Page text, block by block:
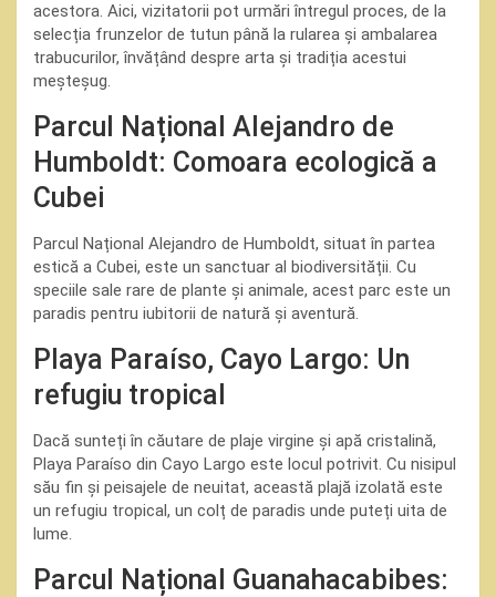
acestora. Aici, vizitatorii pot urmări întregul proces, de la
selecția frunzelor de tutun până la rularea și ambalarea
trabucurilor, învățând despre arta și tradiția acestui
meșteșug.
Parcul Național Alejandro de
Humboldt: Comoara ecologică a
Cubei
Parcul Național Alejandro de Humboldt, situat în partea
estică a Cubei, este un sanctuar al biodiversității. Cu
speciile sale rare de plante și animale, acest parc este un
paradis pentru iubitorii de natură și aventură.
Playa Paraíso, Cayo Largo: Un
refugiu tropical
Dacă sunteți în căutare de plaje virgine și apă cristalină,
Playa Paraíso din Cayo Largo este locul potrivit. Cu nisipul
său fin și peisajele de neuitat, această plajă izolată este
un refugiu tropical, un colț de paradis unde puteți uita de
lume.
Parcul Național Guanahacabibes: